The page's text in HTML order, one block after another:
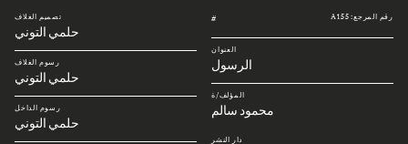
رقم المرجع: A155 #
العنوان
الرسول
المؤلف/ة
محمود سالم
دار النشر
تصميم الغلاف
حلمي التوني
رسوم الغلاف
حلمي التوني
رسوم الداخل
حلمي التوني